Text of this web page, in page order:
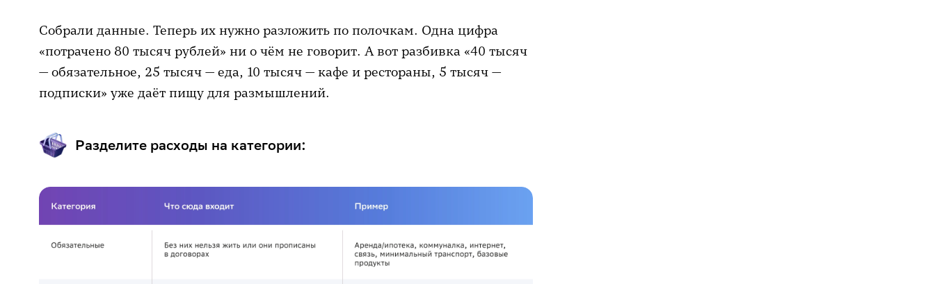
Собрали данные. Теперь их нужно разложить по полочкам. Одна цифра
«потрачено 80 тысяч рублей» ни о чём не говорит. А вот разбивка «40 тысяч
— обязательное, 25 тысяч — еда, 10 тысяч — кафе и рестораны, 5 тысяч —
подписки» уже даёт пищу для размышлений.
Разделите расходы на категории: